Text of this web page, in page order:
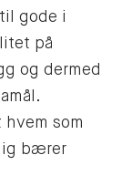
gode i
på
og dermed
som
bærer